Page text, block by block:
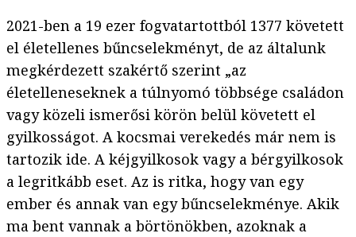
2021-ben a 19 ezer fogvatartottból 1377 követett
el életellenes bűncselekményt, de az általunk
megkérdezett szakértő szerint „az
életelleneseknek a túlnyomó többsége családon
vagy közeli ismerősi körön belül követett el
gyilkosságot. A kocsmai verekedés már nem is
tartozik ide. A kéjgyilkosok vagy a bérgyilkosok
a legritkább eset. Az is ritka, hogy van egy
ember és annak van egy bűncselekménye. Akik
ma bent vannak a börtönökben, azoknak a